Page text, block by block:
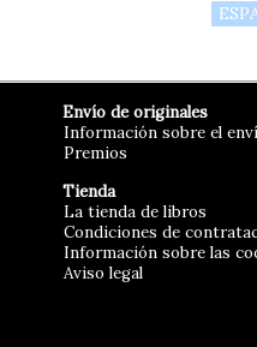
Envío de originales
Información sobre el
Premios
Tienda
La tienda de libros
Condiciones de
Información sobre las
Aviso legal